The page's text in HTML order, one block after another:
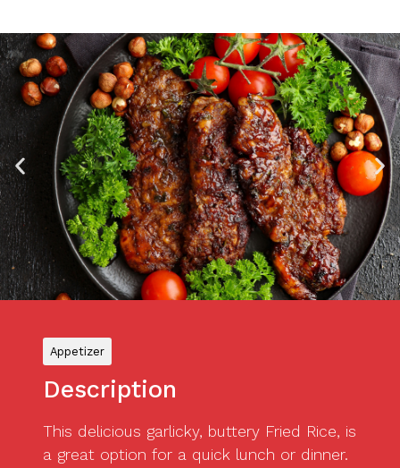
Appetizer
Description
This delicious garlicky, buttery Fried Rice, is
a great option for a quick lunch or dinner.